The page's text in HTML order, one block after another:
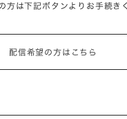
方は下記ボタンよりお手続き
配信希望の方はこちら